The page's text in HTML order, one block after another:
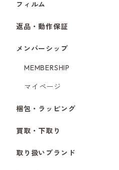
フィルム
返品・動作保証
メンバーシップ
MEMBERSHIP
マイページ
梱包・ラッピング
買取・下取り
取り扱いブランド